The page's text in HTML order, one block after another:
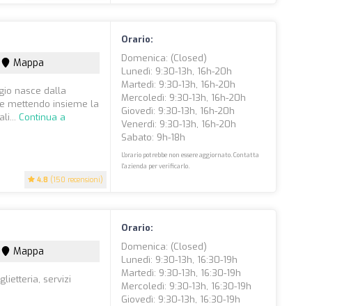
4.8 (150 recensioni)
Mappa
nasce dalla
mettendo insieme la
Continua a
Orario:
Domenica: (closed)
Lunedì: 9:30-13h, 16h-20h
Martedì: 9:30-13h, 16h-20h
Mercoledì: 9:30-13h, 16h-20h
Giovedì: 9:30-13h, 16h-20h
Venerdì: 9:30-13h, 16h-20h
Sabato: 9h-18h
L'orario potrebbe non essere aggiornato. Contatta
l'azienda per verificarlo.
Mappa
servizi
Orario:
Domenica: (closed)
Lunedì: 9:30-13h, 16:30-19h
Martedì: 9:30-13h, 16:30-19h
Mercoledì: 9:30-13h, 16:30-19h
Giovedì: 9:30-13h, 16:30-19h